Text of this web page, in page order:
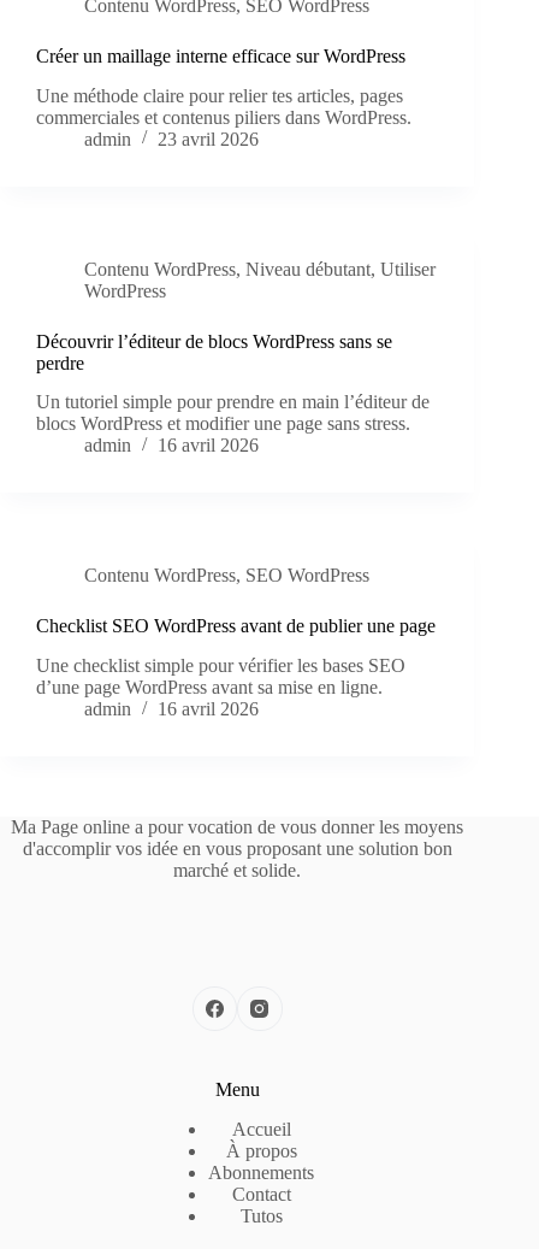
Contenu WordPress, SEO WordPress
Créer un maillage interne efficace sur WordPress
Une méthode claire pour relier tes articles, pages
commerciales et contenus piliers dans WordPress.
admin
23 avril 2026
Contenu WordPress, Niveau débutant, Utiliser
WordPress
Découvrir l’éditeur de blocs WordPress sans se
perdre
Un tutoriel simple pour prendre en main l’éditeur de
blocs WordPress et modifier une page sans stress.
admin
16 avril 2026
Contenu WordPress, SEO WordPress
Checklist SEO WordPress avant de publier une page
Une checklist simple pour vérifier les bases SEO
d’une page WordPress avant sa mise en ligne.
admin
16 avril 2026
Ma Page online a pour vocation de vous donner les moyens
d'accomplir vos idée en vous proposant une solution bon
marché et solide.
Menu
Accueil
À propos
Abonnements
Contact
Tutos